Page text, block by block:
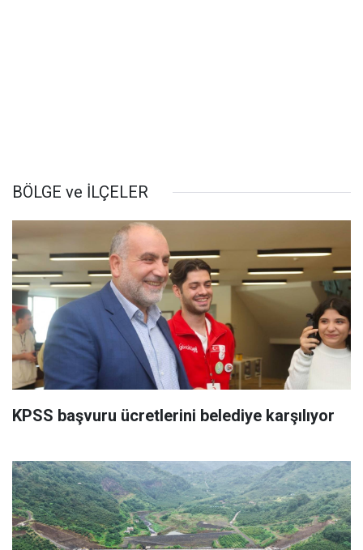
BÖLGE ve İLÇELER
KPSS başvuru ücretlerini belediye karşılıyor